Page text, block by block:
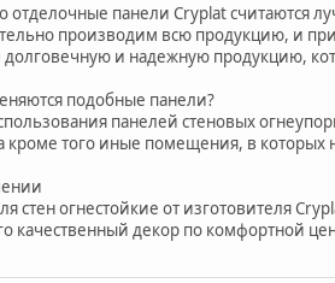
отделочные панели Cryplat считаются
производим всю продукцию, и
долговечную и надежную продукцию,
подобные панели?
панелей стеновых
кроме того иные помещения, в
стен огнестойкие от изготовителя
качественный декор по комфортной